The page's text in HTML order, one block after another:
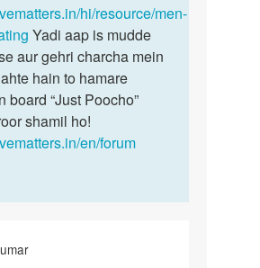
hi/resource/men-
Yadi aap is mudde
aur gehri charcha mein
hain to hamare
board “Just Poocho”
shamil ho!
en/forum